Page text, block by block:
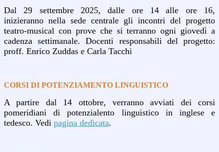
Dal 29 settembre 2025, dalle ore 14 alle ore 16,
inizieranno nella sede centrale gli incontri del progetto
teatro-musical con prove che si terranno ogni giovedì a
cadenza settimanale. Docenti responsabili del progetto:
proff. Enrico Zuddas e Carla Tacchi
CORSI DI POTENZIAMENTO LINGUISTICO
A partire dal 14 ottobre, verranno avviati dei corsi
pomeridiani di potenzialento linguistico in inglese e
tedesco. Vedi pagina dedicata.